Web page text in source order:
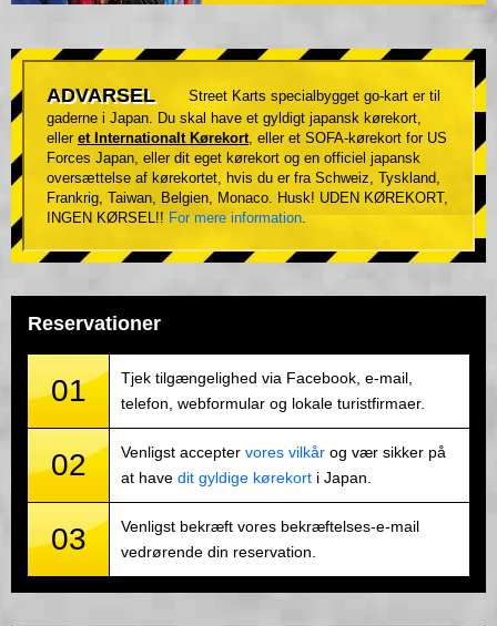
ADVARSEL
Street Karts specialbygget go-kart er til
gaderne i Japan. Du skal have et gyldigt japansk kørekort,
eller et Internationalt Kørekort, eller et SOFA-kørekort for US
Forces Japan, eller dit eget kørekort og en officiel japansk
oversættelse af kørekortet, hvis du er fra Schweiz, Tyskland,
Frankrig, Taiwan, Belgien, Monaco. Husk! UDEN KØREKORT,
INGEN KØRSEL!! For mere information.
Reservationer
01
Tjek tilgængelighed via Facebook, e-mail,
telefon, webformular og lokale turistfirmaer.
02 Venligst accepter vores vilkår og vær sikker på
at have dit gyldige kørekort i Japan.
03
Venligst bekræft vores bekræftelses-e-mail
vedrørende din reservation.